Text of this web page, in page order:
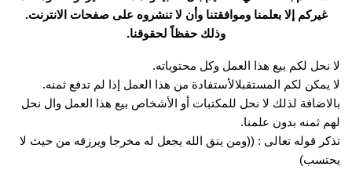
غيركم إلا بعلمنا وموافقتنا وأن لا تنشروه على صفحات الانترنت.
وذلك حفظاً لحقوقنا.
لا نحل لكم بيع هذا العمل وكل محتوياته.
لا يمكن لكم المستقبلالأستفادة من هذا العمل إذا لم تدفع ثمنه.
بالاضافة لذلك لا نحل للمكتبات أو الأشخاص بيع هذا العمل وال نحل
لهم ثمنه بدون علمنا.
تذكر قوله تعالى : ((ومن يتق الله يجعل له مخرجا ويرزقه من حيث لا
يحتسب)